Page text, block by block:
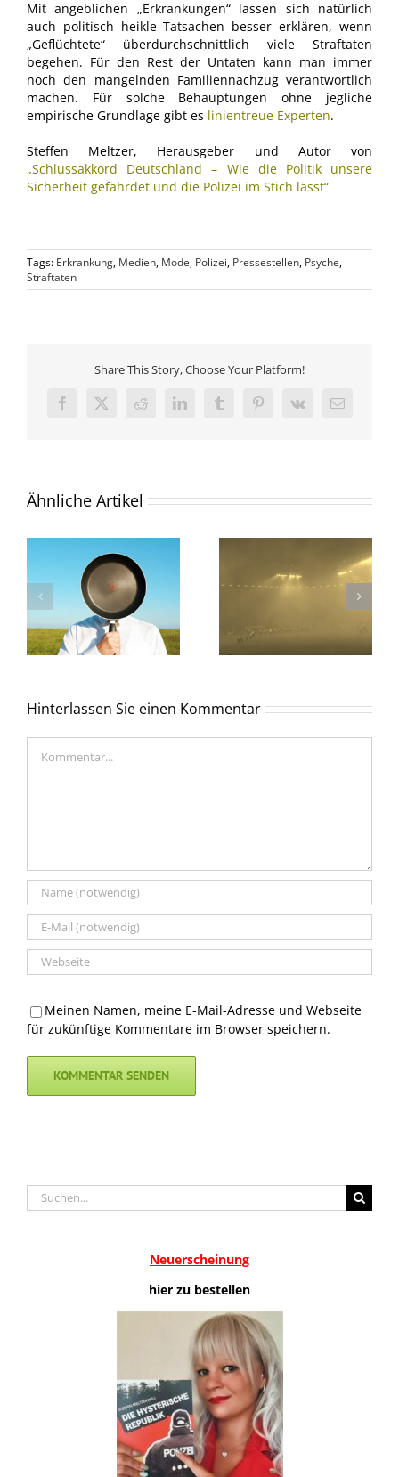
Mit angeblichen „Erkrankungen“ lassen sich natürlich
auch politisch heikle Tatsachen besser erklären, wenn
„Geflüchtete“ überdurchschnittlich viele Straftaten
begehen. Für den Rest der Untaten kann man immer
noch den mangelnden Familiennachzug verantwortlich
machen. Für solche Behauptungen ohne jegliche
empirische Grundlage gibt es linientreue Experten.
Steffen Meltzer, Herausgeber und Autor von
„Schlussakkord Deutschland – Wie die Politik unsere
Sicherheit gefährdet und die Polizei im Stich lässt“
Tags: Erkrankung, Medien, Mode, Polizei, Pressestellen, Psyche,
Straftaten
Share This Story, Choose Your Platform!
Facebook
X RedditLinkedInTumblrPinterest
Vk
E-
Ähnliche Artikel
Hinterlassen Sie einen Kommentar
Meinen Namen, meine E-Mail-Adresse und Webseite
für zukünftige Kommentare im Browser speichern.
Suche
nach:
Neuerscheinung
hier zu bestellen